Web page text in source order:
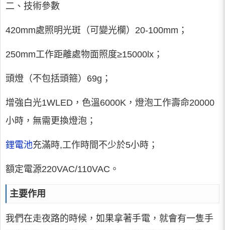
二、技術參數
420mm處照明光斑（可變光欄）20-100mm；
250mm工作距離處物面照度≥15000lx；
頭燈（不包括頭箍）69g；
增強白光1WLED，色溫6000K，燈泡工作壽命20000
小時，無需更換燈泡；
鋰電池充滿時,工作時間不少於5小時；
額定電源220VAC/110VAC。
主要作用
我們在走夜路的時候，如果拿著手電，就會有一隻手